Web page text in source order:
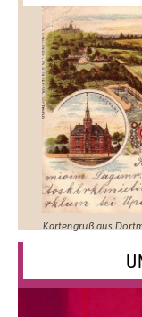
Kartengruß aus